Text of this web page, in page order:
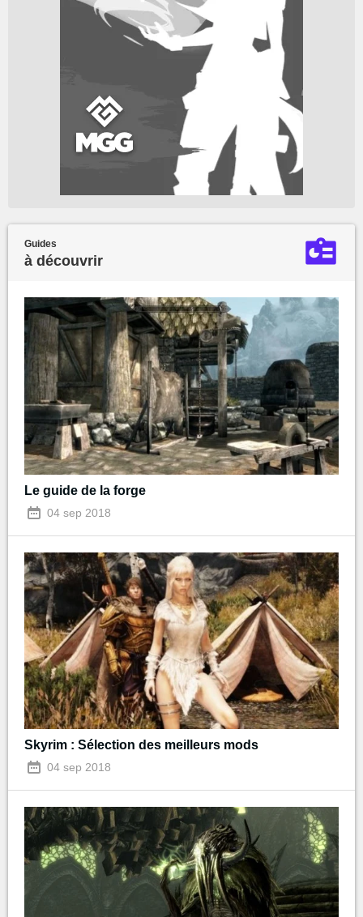
Guides
à découvrir
Le guide de la forge
04 sep 2018
Skyrim : Sélection des meilleurs mods
04 sep 2018